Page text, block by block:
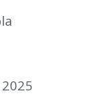
2025